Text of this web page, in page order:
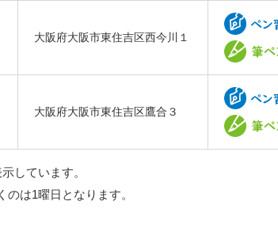
大阪府大阪市東住吉区西今川１
大阪府大阪市東住吉区鷹合３
しています。
は1曜日となります。